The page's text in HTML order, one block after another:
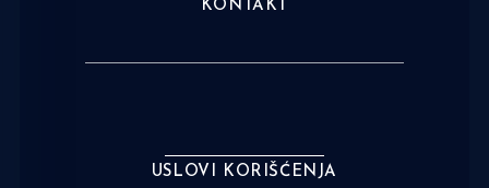
KONTAKT
USLOVI KORIŠĆENJA